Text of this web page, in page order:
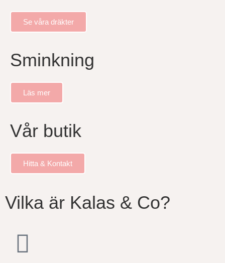
Se våra dräkter
Sminkning
Läs mer
Vår butik
Hitta & Kontakt
Vilka är Kalas & Co?